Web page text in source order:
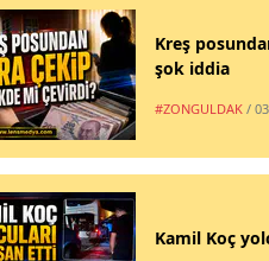
Kreş
şok iddia
#ZONGULDAK /
Kamil Koç